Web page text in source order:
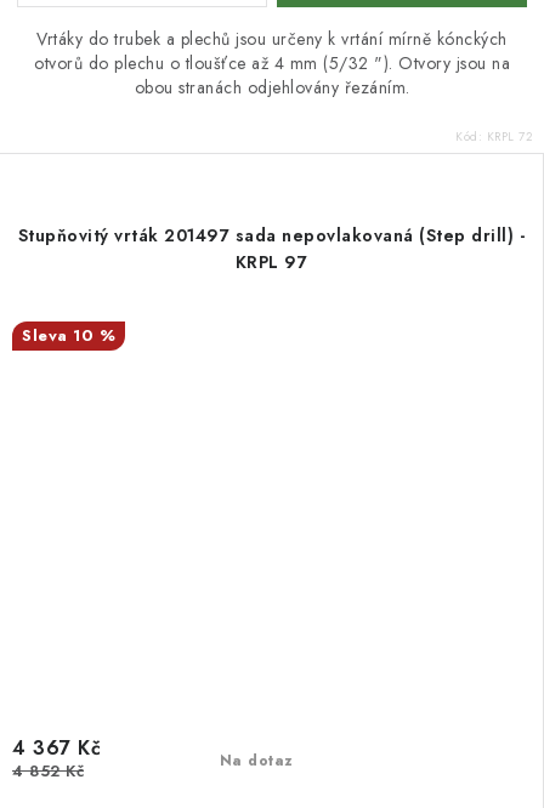
Vrtáky do trubek a plechů jsou určeny k vrtání mírně kónckých
otvorů do plechu o tloušťce až 4 mm (5/32 "). Otvory jsou na
obou stranách odjehlovány řezáním.
Kód: KRPL 72
Stupňovitý vrták 201497 sada nepovlakovaná (Step drill) -
KRPL 97
10 %
Na dotaz
4 367 Kč
4 852 Kč